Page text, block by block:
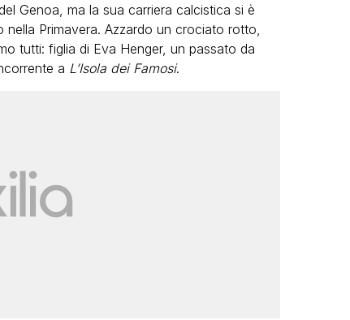
Genoa, ma la sua carriera calcistica si è
Primavera. Azzardo un crociato rotto,
tutti: figlia di Eva Henger, un passato da
a L’Isola dei Famosi.